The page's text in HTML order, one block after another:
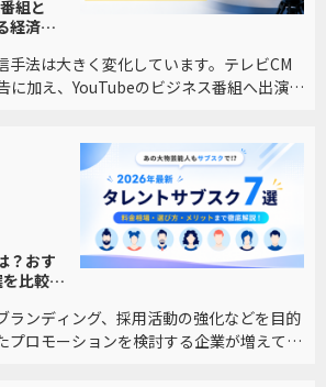
組と
経済番
手法は大きく変化しています。テレビCM
に加え、YouTubeのビジネス番組へ出演
？おす
比較｜
ランディング、採用活動の強化などを目的
プロモーションを検討する企業が増えてい